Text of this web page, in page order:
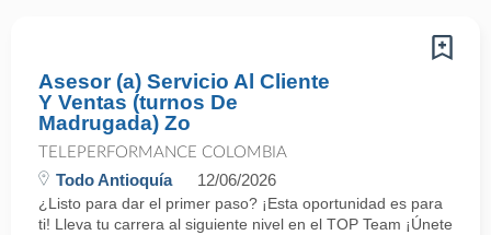
Asesor (a) Servicio Al Cliente
Y Ventas (turnos De
Madrugada) Zo
TELEPERFORMANCE COLOMBIA
Todo Antioquía 12/06/2026
¿Listo para dar el primer paso? ¡Esta oportunidad es para
ti! Lleva tu carrera al siguiente nivel en el TOP Team ¡Únete